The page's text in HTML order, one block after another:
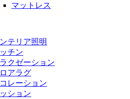
マットレス
テリア照明
チン
クゼーション
アラグ
レーション
ション